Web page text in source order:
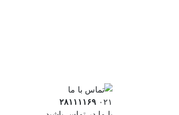
۰۲۱ ۲۸۱۱۱۱۶۹